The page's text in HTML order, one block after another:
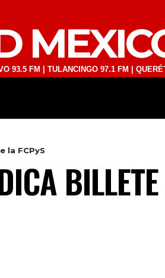
| TULANCINGO 97.1 FM |
la FCPyS